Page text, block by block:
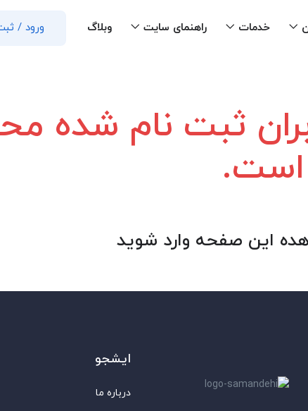
خدمات راهنمای سایت وبلاگ ورود /
ثبت نام شده
است.
این صفحه وارد شوید
ایشجو
درباره ما